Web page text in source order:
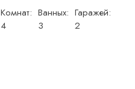
Комнат:
4
Ванных:
3
Гаражей:
2